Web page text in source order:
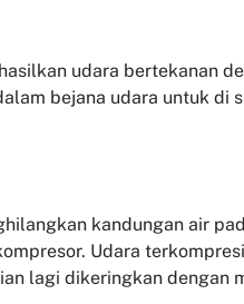
udara bertekanan
bejana udara untuk di
kandungan air
Udara
lagi dikeringkan dengan